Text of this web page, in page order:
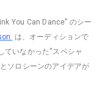
You Can Dance” のシー
は、オーディションで
ていなかった“スペシャ
ソロシーンのアイデアが